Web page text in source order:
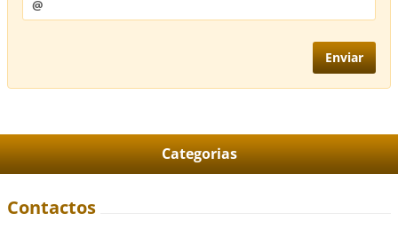
Categorias
Contactos